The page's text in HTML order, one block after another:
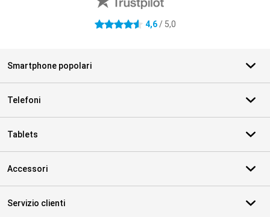
4.6 stelle 4,6/ 5,0
Smartphone popolari
Telefoni
Tablets
Accessori
Servizio clienti